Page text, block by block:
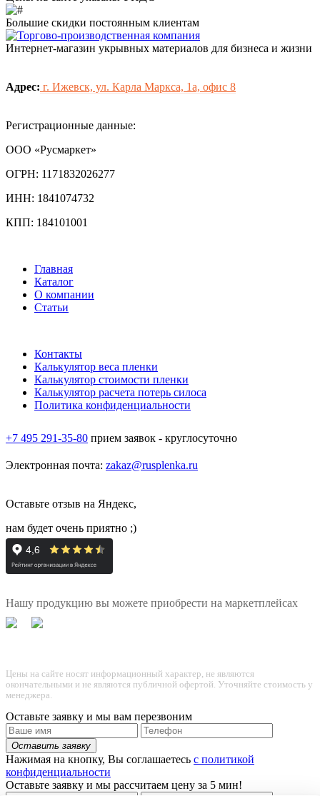
Большие скидки постоянным клиентам
Интернет-магазин укрывных материалов для бизнеса и жизни
Адрес: г. Ижевск, ул. Карла Маркса, 1а, офис 8
Регистрационные данные:
ООО «Русмаркет»
ОГРН: 1171832026277
ИНН: 1841074732
КПП: 184101001
Главная
Каталог
О компании
Статьи
Контакты
Калькулятор веса пленки
Калькулятор стоимости пленки
Калькулятор расчета потерь силоса
Политика конфиденциальности
+7 495 291-35-80 прием заявок - круглосуточно
Электронная почта: zakaz@rusplenka.ru
Оставьте отзыв на Яндекс,
нам будет очень приятно ;)
Нашу продукцию вы можете приобрести на маркетплейсах
Цены на сайте носят информационный характер, не являются
окончательными и не являются публичной офертой. Уточняйте стоимость у
менеджера.
Оставьте заявку и мы вам перезвоним
Оставить заявку
Нажимая на кнопку, Вы соглашаетесь с политикой
конфиденциальности
Оставьте заявку и мы рассчитаем цену за 5 мин!